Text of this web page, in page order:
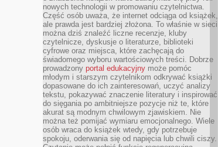
nowych technologii w promowaniu czytelnictwa.
Część osób uważa, że internet odciąga od książek,
ale prawda jest bardziej złożona. To właśnie w sieci
można dziś znaleźć liczne recenzje, kluby
czytelnicze, dyskusje o literaturze, biblioteki
cyfrowe oraz miejsca, które zachęcają do
świadomego wyboru wartościowych treści. Dobrze
prowadzony portal edukacyjny może pomóc
młodym i starszym czytelnikom odkrywać książki
dopasowane do ich zainteresowań, uczyć analizy
tekstu, pokazywać znaczenie literatury i inspirować
do sięgania po ambitniejsze pozycje niż te, które
akurat są modnym chwilowym zjawiskiem. Nie
można też pomijać wymiaru emocjonalnego. Wiele
osób wraca do książek wtedy, gdy potrzebuje
spokoju, oderwania się od napięcia lub chwili ciszy.